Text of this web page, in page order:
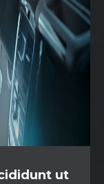
ut